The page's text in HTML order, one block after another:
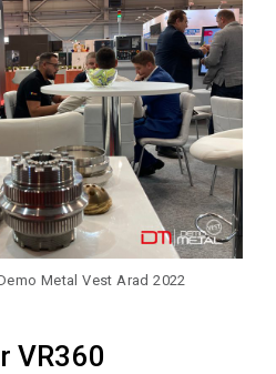
Metal Vest Arad 2022
VR360